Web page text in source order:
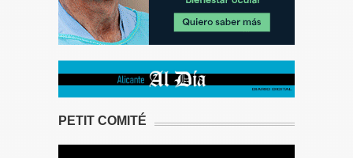
PETIT COMITÉ